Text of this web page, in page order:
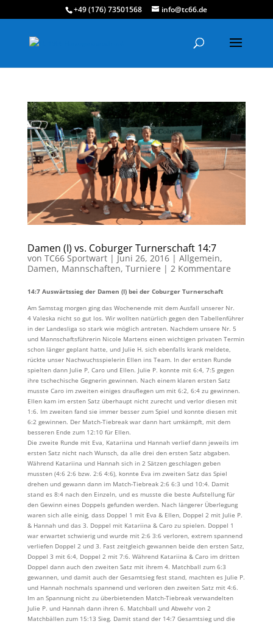
+49 (176) 73501568 info@tc66.de
Damen (I) vs. Coburger Turnerschaft 14:7
von TC66 Sportwart| Juni 26, 2016| Allgemein,
Damen, Mannschaften, Turniere | 2 Kommentare
14:7 Auswärtssieg der Damen (I) bei der Coburger Turnerschaft
Am Samstag morgen ging das Wochenende mit dem Ausfall unserer Nr.
4 Valeska nicht so gut los. Wir wollten natürlich gegen den Tabellenführer
in der Landesliga so stark wie möglich antreten. Nachdem unsere Nr. 5
und Mannschaftsführerin Nicole Martens einen wichtigen privaten Termin
schon länger geplant hatte, und Julie H. sich ebenfalls krank meldete,
rückte unser Nachwuchsspielerin Ellen ins Team. In der ersten Runde
spielten dann Julie P, Caro und Ellen. Julie P. konnte mit 6:4, 7:5 gegen
ihre tschechische Gegnerin gewinnen. Nach einem klaren ersten Satz
musste Caro im zweiten einiges drauflegen um mit 6:2, 6:4 zu gewinnen.
Ellen kam im ersten Satz überhaupt nicht zurecht und verlor diesen mit
1:6. Im zweiten fand sie immer besser zum Spiel und konnte diesen mit
6:2 gewinnen. Der Match-Tiebreak war dann hart umkämpft, mit dem
besseren Ende zum 12:10 für Ellen.
Die zweite Runde mit Eva, Katariina und Hannah verlief dann jeweils im
ersten Satz nicht nach Wunsch, da alle drei den ersten Satz abgaben.
Während Katariina und Hannah sich in 2 Sätzen geschlagen geben
mussten (4:6 2:6 bzw. 2:6 4:6), konnte Eva im zweiten Satz das Spiel
drehen und gewann dann im Match-Tiebreak 2:6 6:3 und 10:4. Damit
stand es 8:4 nach den Einzeln, und es musste die beste Aufstellung für
den Gewinn eines Doppels gefunden werden. Nach längerer Überlegung
waren sich alle einig, dass Doppel 1 mit Eva & Ellen, Doppel 2 mit Julie P.
& Hannah und das 3. Doppel mit Katariina & Caro zu spielen. Doppel 1
war erwartet schwierig und wurde mit 2:6 3:6 verloren, extrem spannend
verliefen Doppel 2 und 3. Fast zeitgleich gewannen beide den ersten Satz,
Doppel 3 mit 6:4, Doppel 2 mit 7:6. Während Katariina & Caro im dritten
Doppel dann auch den zweiten Satz mit ihrem 4. Matchball zum 6:3
gewannen, und damit auch der Gesamtsieg fest stand, machten es Julie P.
und Hannah nochmals spannend und verloren den zweiten Satz mit 4:6.
Im an Spannung nicht zu überbietenden Match-Tiebreak verwandelten
Julie P. und Hannah dann ihren 6. Matchball und Abwehr von 2
Matchbällen zum 15:13 Sieg. Damit stand der 14:7 Gesamtsieg und die